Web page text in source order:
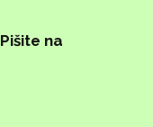
Pišite na